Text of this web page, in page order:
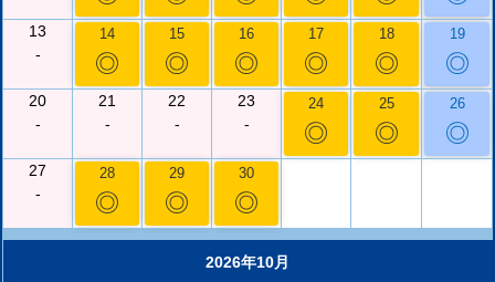
13
-
14
◎
15
◎
16
◎
17
◎
18
◎
19
◎
20
-
21
-
22
-
23
-
24
◎
25
◎
26
◎
27
-
28
◎
29
◎
30
◎
2026年10月